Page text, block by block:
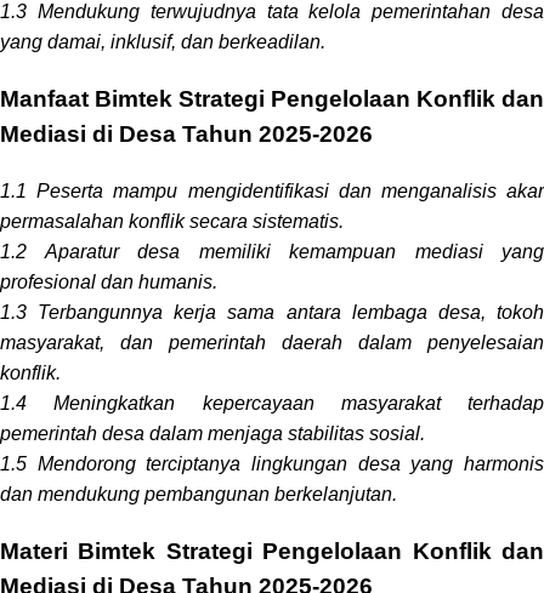
1.3 Mendukung terwujudnya tata kelola pemerintahan desa
yang damai, inklusif, dan berkeadilan.
Manfaat Bimtek Strategi Pengelolaan Konflik dan
Mediasi di Desa Tahun 2025-2026
1.1 Peserta mampu mengidentifikasi dan menganalisis akar
permasalahan konflik secara sistematis.
1.2 Aparatur desa memiliki kemampuan mediasi yang
profesional dan humanis.
1.3 Terbangunnya kerja sama antara lembaga desa, tokoh
masyarakat, dan pemerintah daerah dalam penyelesaian
konflik.
1.4 Meningkatkan kepercayaan masyarakat terhadap
pemerintah desa dalam menjaga stabilitas sosial.
1.5 Mendorong terciptanya lingkungan desa yang harmonis
dan mendukung pembangunan berkelanjutan.
Materi Bimtek Strategi Pengelolaan Konflik dan
Mediasi di Desa Tahun 2025-2026